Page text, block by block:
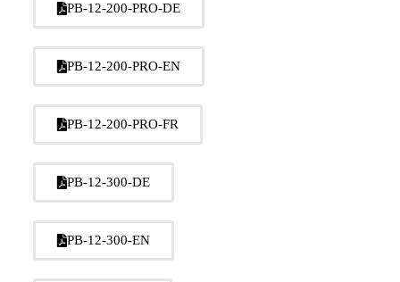
PB-12-200-PRO-DE
PB-12-200-PRO-EN
PB-12-200-PRO-FR
PB-12-300-DE
PB-12-300-EN